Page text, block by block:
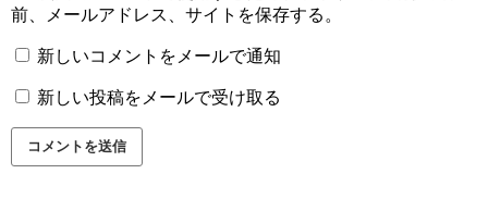
前、メールアドレス、サイトを保存する。
新しいコメントをメールで通知
新しい投稿をメールで受け取る